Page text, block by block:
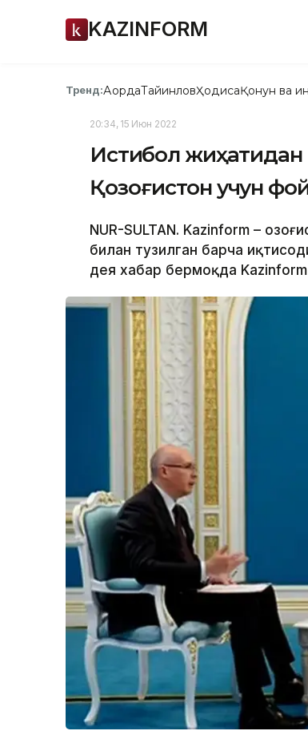
KAZINFORM
Тренд:АқордаТайинловҲодисаҚонун ва
20:34, 15 Июн 2022
Истиқбол
Қозоғистон учун
NUR-SULTAN. Kazinform –
билан тузилган барча
дея хабар бермоқда